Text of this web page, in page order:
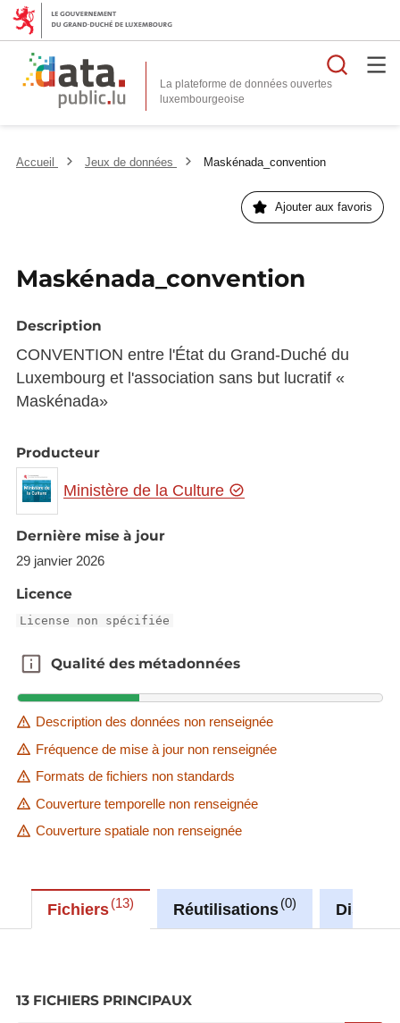
La plateforme de données ouvertes
Accueil Jeux de données Maskénada_convention
Ajouter aux favoris
Maskénada_convention
Description
CONVENTION entre l'État du Grand-Duché du
Luxembourg et l'association sans but lucratif «
Maskénada»
Producteur
Ministère de la Culture
Dernière mise à jour
29 janvier 2026
Licence
License non spécifiée
Qualité des métadonnées
Qualité des métadonnées
Description des données non renseignée
Fréquence de mise à jour non renseignée
Formats de fichiers non standards
Couverture temporelle non renseignée
Couverture spatiale non renseignée
Fichiers 13 Réutilisations 0
13 FICHIERS PRINCIPAUX